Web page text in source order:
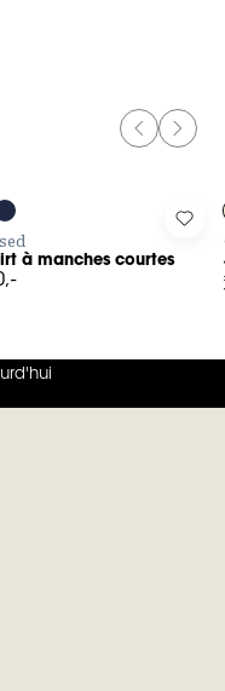
longues to
add T-shirt à manches
à manches courtes
Log